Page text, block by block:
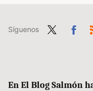
Síguenos
En El Blog Salmón